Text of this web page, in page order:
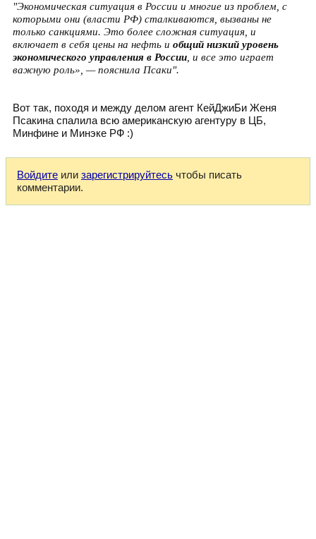
"Экономическая ситуация в России и многие из проблем, с
которыми они (власти РФ) сталкиваются, вызваны не
только санкциями. Это более сложная ситуация, и
включает в себя цены на нефть и общий низкий уровень
экономического управления в России , и все это играет
важную роль», — пояснила Псаки".
Вот так, походя и между делом агент КейДжиБи Женя
Псакина спалила всю американскую агентуру в ЦБ,
Минфине и Минэке РФ :)
Войдите или зарегистрируйтесь чтобы писать
комментарии.